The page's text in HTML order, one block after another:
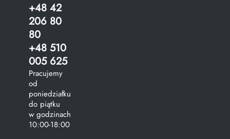
+48 42
206 80
80
+48 510
005 625
Pracujemy
od
poniedziałku
do piątku
w godzinach
10:00-18:00